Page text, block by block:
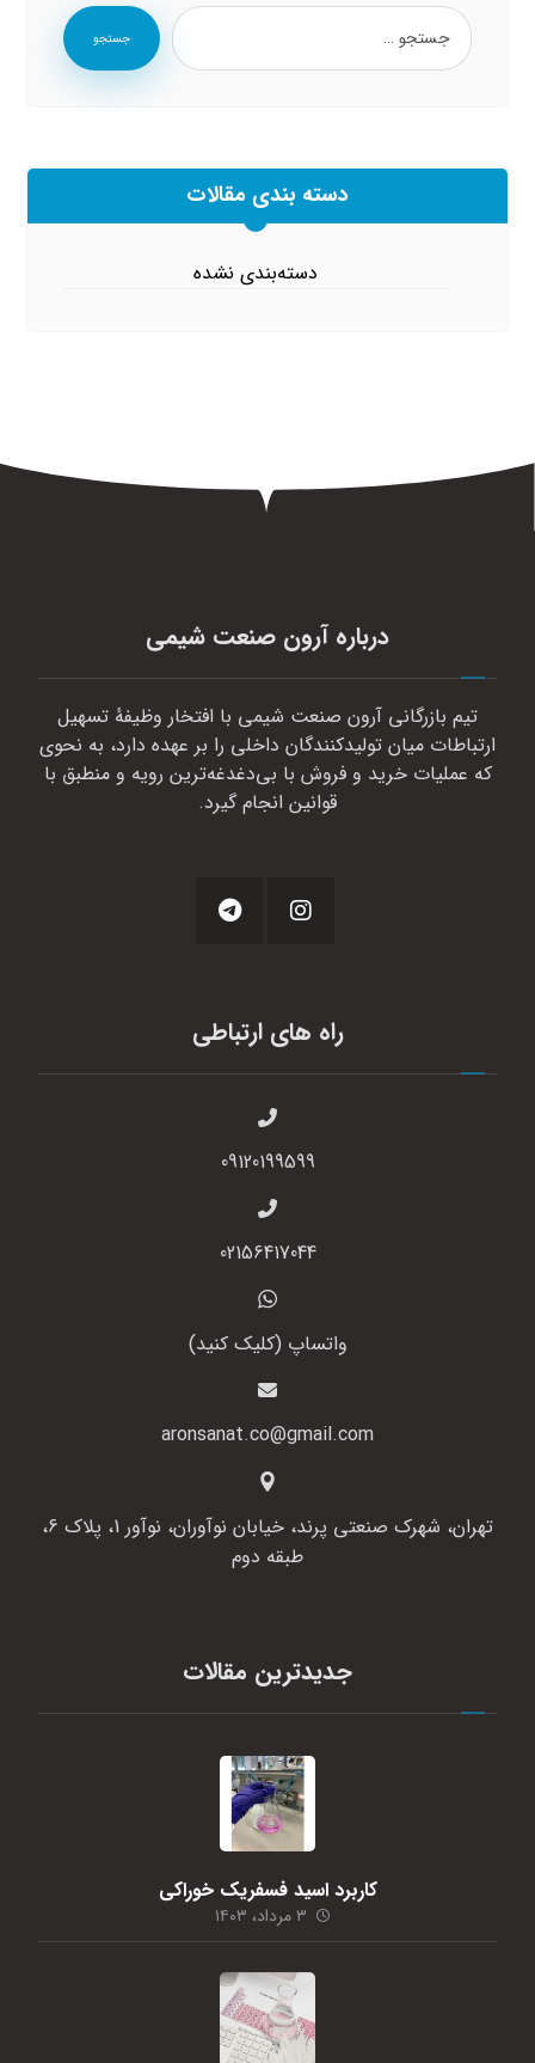
جستجو
دسته بندی مقالات
دسته‌بندی نشده
درباره آرون صنعت شیمی
تیم بازرگانی آرون صنعت شیمی با افتخار وظیفهٔ تسهیل
ارتباطات میان تولیدکنندگان داخلی را بر عهده دارد، به نحوی
که عملیات خرید و فروش با بی‌دغدغه‌ترین رویه و منطبق با
قوانین انجام گیرد.
راه های ارتباطی
09120199599
02156417044
واتساپ (کلیک کنید)
aronsanat.co@gmail.com
تهران، شهرک صنعتی پرند، خیابان نوآوران، نوآور 1، پلاک 6،
طبقه دوم
جدیدترین مقالات
کاربرد اسید فسفریک خوراکی
۳ مرداد، ۱۴۰۳